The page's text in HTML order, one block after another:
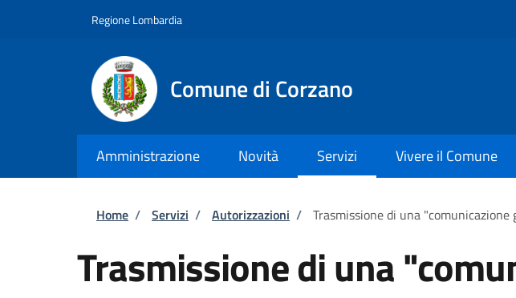
Regione Lombardia
Comune di Corzano
Amministrazione Novità Servizi Vivere il Comune
Briciole di pane
Home / Servizi / Autorizzazioni / Trasmissione di una "comunicazione
Trasmissione di una